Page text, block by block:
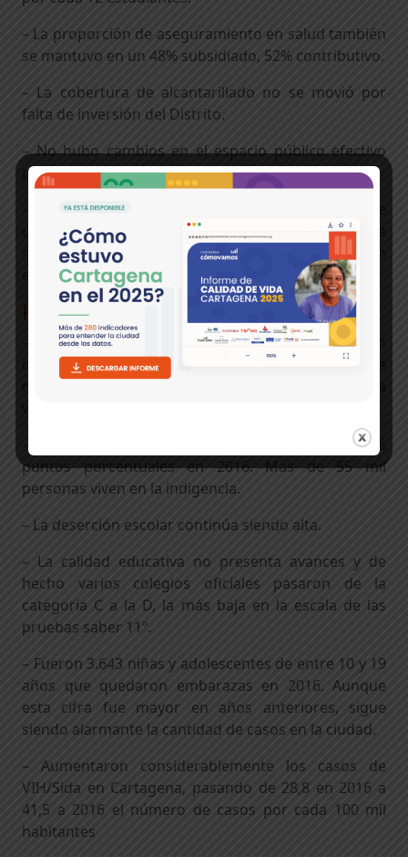
– La proporción de aseguramiento en salud también
se mantuvo en un 48% subsidiado, 52% contributivo.
– La cobertura de alcantarillado no se movió por
falta de inversión del Distrito.
– No hubo cambios en el espacio público efectivo
por habitante.
– El desempleo y la informalidad se mantienen. Este
último indicador sigue reportando que más de la
mitad de los cartageneros sobreviven gracias a un
empleo informal.
Principales retos
– Por primera vez en 9 años aumentó la proporción
de población cartagenera en condición de pobreza
monetaria, más de 264 mil personas en Cartagena
– La pobreza extrema o indigencia aumentó 1,5
puntos porcentuales en 2016. Más de 55 mil
personas viven en la indigencia.
– La deserción escolar continúa siendo alta.
– La calidad educativa no presenta avances y de
hecho varios colegios oficiales pasaron de la
categoría C a la D, la más baja en la escala de las
pruebas saber 11º.
– Fueron 3.643 niñas y adolescentes de entre 10 y 19
años que quedaron embarazas en 2016. Aunque
esta cifra fue mayor en años anteriores, sigue
siendo alarmante la cantidad de casos en la ciudad.
– Aumentaron considerablemente los casos de
VIH/Sida en Cartagena, pasando de 28,8 en 2016 a
41,5 a 2016 el número de casos por cada 100 mil
habitantes